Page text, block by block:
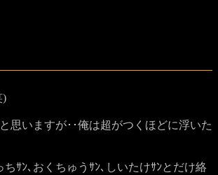
)
思いますが･･俺は超がつくほどに浮いた
ｻﾝ､おくちゅうｻﾝ､しいたけｻﾝとだけ絡